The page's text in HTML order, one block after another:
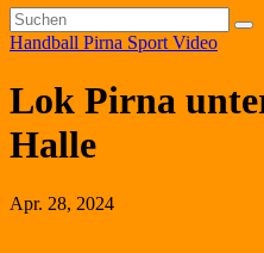
Handball Pirna Sport Video
Lok Pirna
Halle
Apr. 28, 2024